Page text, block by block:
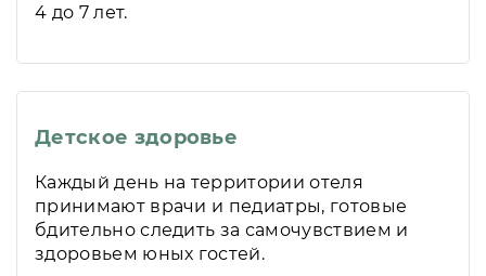
4 до 7 лет.
Детское здоровье
Каждый день на территории отеля
принимают врачи и педиатры, готовые
бдительно следить за самочувствием и
здоровьем юных гостей.